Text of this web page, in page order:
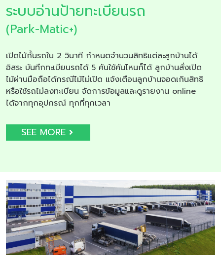
ระบบอ่านป้ายทะเบียนรถ
(Park-Matic+)
เปิดไม้กั้นรถใน 2 วินาที กำหนดจำนวนสิทธิแต่ละลูกบ้านได้
อิสระ บันทึกทะเบียนรถได้ 5 คันใช้คันไหนก็ได้ ลูกบ้านสั่งเปิด
ไม้ผ่านมือถือได้กรณีไม้ไม่เปิด แจ้งเตือนลูกบ้านจอดเกินสิทธิ
หรือใช้รถไม่ลงทะเบียน จัดการข้อมูลและดูรายงาน online
ได้จากทุกอุปกรณ์ ทุกที่ทุกเวลา
SEE MORE